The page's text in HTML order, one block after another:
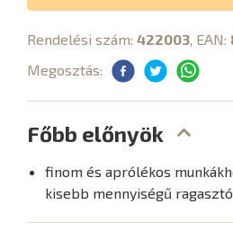
Rendelési szám: 422003 , EAN:
Megosztás:
Főbb előnyök
finom és aprólékos
kisebb mennyiségű